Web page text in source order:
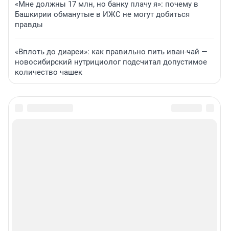
«Мне должны 17 млн, но банку плачу я»: почему в
Башкирии обманутые в ИЖС не могут добиться
правды
«Вплоть до диареи»: как правильно пить иван-чай —
новосибирский нутрициолог подсчитал допустимое
количество чашек